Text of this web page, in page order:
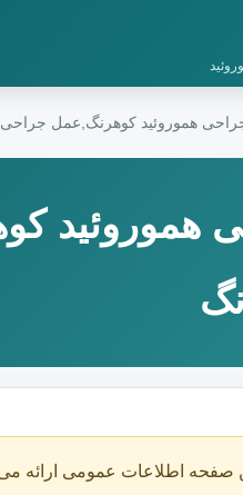
هموروئید کوهرنگ,عمل جراحی
هموروئید
صفحه اطلاعات عمومی ارائه